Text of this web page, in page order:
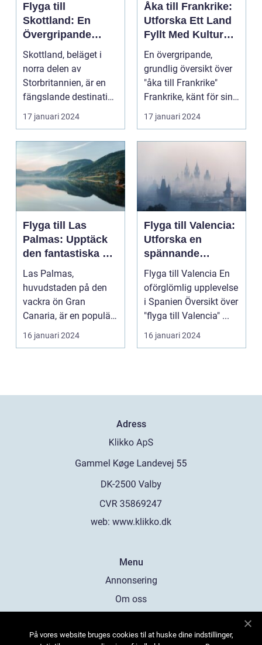
Flyga till
Skottland: En
Övergripande
Översikt
Skottland, beläget i
norra delen av
Storbritannien, är en
fängslande destination
för turister världe...
17 januari 2024
Åka till Frankrike:
Utforska Ett Land
Fyllt Med Kultur
och Skönhet
En övergripande,
grundlig översikt över
"åka till Frankrike"
Frankrike, känt för sin
rika historia,...
17 januari 2024
Flyga till Las
Palmas: Upptäck
den fantastiska ön
Gran Canaria
Las Palmas,
huvudstaden på den
vackra ön Gran
Canaria, är en populär
resedestination för
privatperso...
16 januari 2024
Flyga till Valencia:
Utforska en
spännande
destination
Flyga till Valencia En
oförglömlig upplevelse
i Spanien Översikt över
"flyga till Valencia" ...
16 januari 2024
Adress
web: www.klikko.dk
Menu
Annonsering
Om oss
Kontakta oss
På vores website bruges cookies til at huske dine indstillinger,